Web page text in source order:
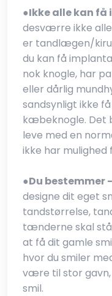
●​Ikke alle kan
desværre ikke
er tandlægen/
du kan få
nok knogle, har
eller dårlig
sandsynligt ikke
kæbeknogle. Det
leve med en
ikke har
●​Du bestemmer -
designe dit eget
tandstørrelse,
tænderne skal
at få dit gamle
hvor du smiler
være til stor gavn,
smil.